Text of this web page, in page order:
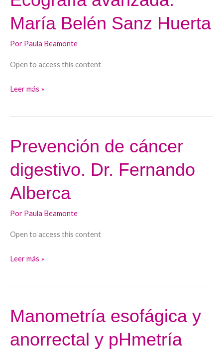
María Belén Sanz Huerta
Por Paula Beamonte
Open to access this content
avanzada.
María
Sanz
Huerta
Leer más »
Prevención de cáncer
digestivo. Dr. Fernando
Alberca
Por Paula Beamonte
Open to access this content
Prevención
de
cáncer
digestivo.
Dr.
Leer más »
Manometría esofágica y
anorrectal y pHmetría
Manometría
esofágica
y